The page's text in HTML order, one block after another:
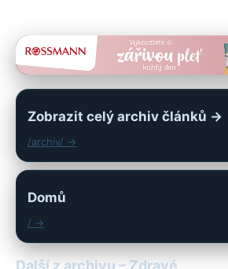
Zobrazit celý archiv článků →
/archiv/ →
Domů
/ →